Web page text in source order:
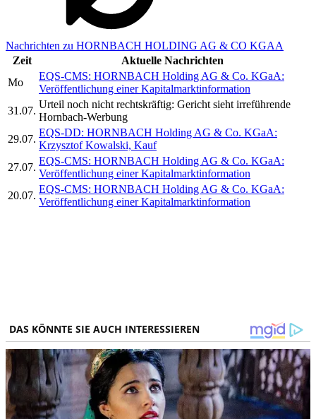
Nachrichten zu HORNBACH HOLDING AG & CO KGAA
Zeit
Aktuelle Nachrichten
Mo
EQS-CMS: HORNBACH Holding AG & Co. KGaA:
Veröffentlichung einer Kapitalmarktinformation
31.07.
Urteil noch nicht rechtskräftig: Gericht sieht irreführende
Hornbach-Werbung
29.07.
EQS-DD: HORNBACH Holding AG & Co. KGaA:
Krzysztof Kowalski, Kauf
27.07.
EQS-CMS: HORNBACH Holding AG & Co. KGaA:
Veröffentlichung einer Kapitalmarktinformation
20.07.
EQS-CMS: HORNBACH Holding AG & Co. KGaA:
Veröffentlichung einer Kapitalmarktinformation